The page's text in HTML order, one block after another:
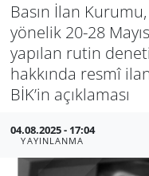
Basın İlan
yönelik 20-28
yapılan rutin
hakkında resmî
BİK’in açıklaması
04.08.2025 - 17:04
YAYINLANMA
EĞİTİM
EKONOMİ
GENEL
GÜNDEM
Tüm Manşetler
Son Dakika
Haber Arşivi